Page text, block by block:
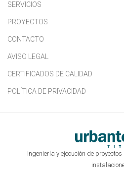
SERVICIOS
PROYECTOS
CONTACTO
AVISO LEGAL
CERTIFICADOS DE CALIDAD
POLÍTICA DE PRIVACIDAD
Ingeniería y ejecución de